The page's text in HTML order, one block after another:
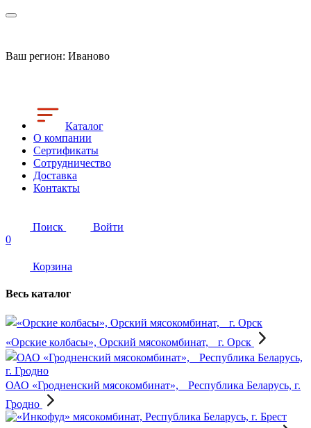
Ваш регион: Иваново
Каталог
О компании
Сертификаты
Сотрудничество
Доставка
Контакты
Поиск
Войти
0
Корзина
Весь каталог
«Орские колбасы», Орский мясокомбинат, г. Орск
ОАО «Гродненский мясокомбинат», Республика Беларусь, г.
Гродно